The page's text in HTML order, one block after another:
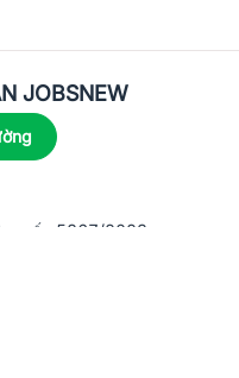
JOBSNEW
số:
5867/2023